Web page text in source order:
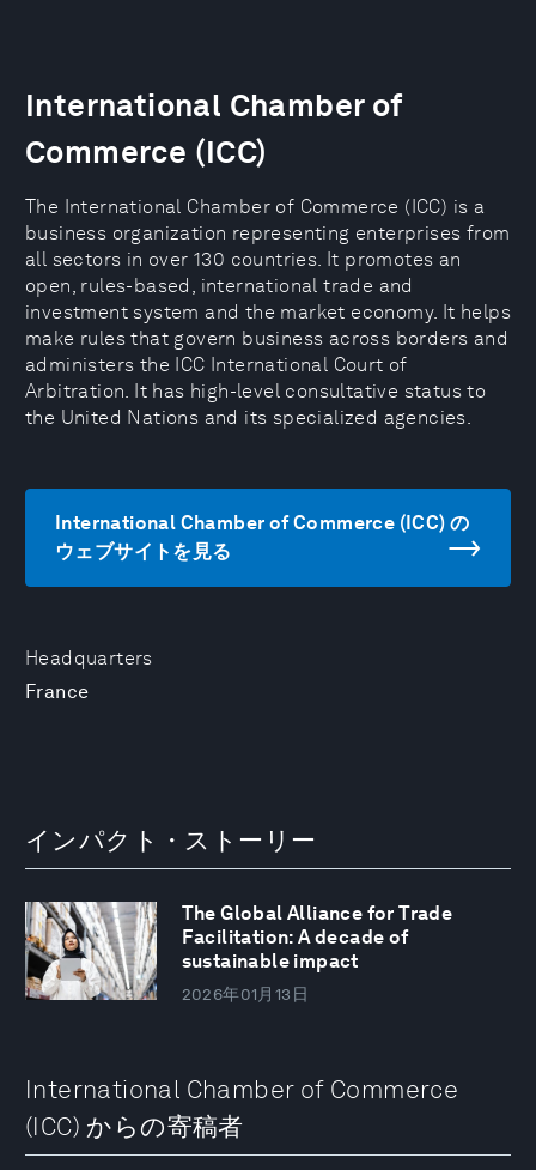
Headquarters
France
International Chamber of
Commerce (ICC)
The International Chamber of Commerce (ICC) is a
business organization representing enterprises from
all sectors in over 130 countries. It promotes an
open, rules-based, international trade and
investment system and the market economy. It helps
make rules that govern business across borders and
administers the ICC International Court of
Arbitration. It has high-level consultative status to
the United Nations and its specialized agencies.
International Chamber of Commerce (ICC) の
ウェブサイトを見る
インパクト・ストーリー
The Global Alliance for Trade
Facilitation: A decade of
sustainable impact
2026年01月13日
International Chamber of Commerce
(ICC) からの寄稿者